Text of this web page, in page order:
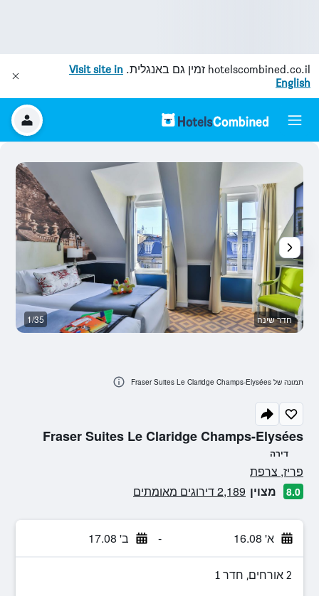
hotelscombined.co.il זמין גם באנגלית. Visit site in
English
Fraser Suites Le Claridge Champs-Elysées
דירה
0 דירוג מחלקת נוסעים
פריז, צרפת
8.0 מצוין 2,189 דירוגים מאומתים
א' 16.08 - ב' 17.08
2 אורחים, חדר 1
חדר שינה 1/35
תמונה של Fraser Suites Le Claridge Champs-Elysées